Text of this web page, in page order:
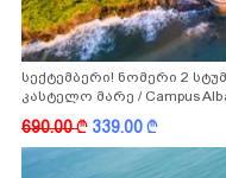
სექტემბერი! ნომერი 2
კასტელო მარე / Campus
-სგან!
690.00k 339.00k